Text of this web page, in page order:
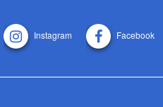
Instagram Facebook